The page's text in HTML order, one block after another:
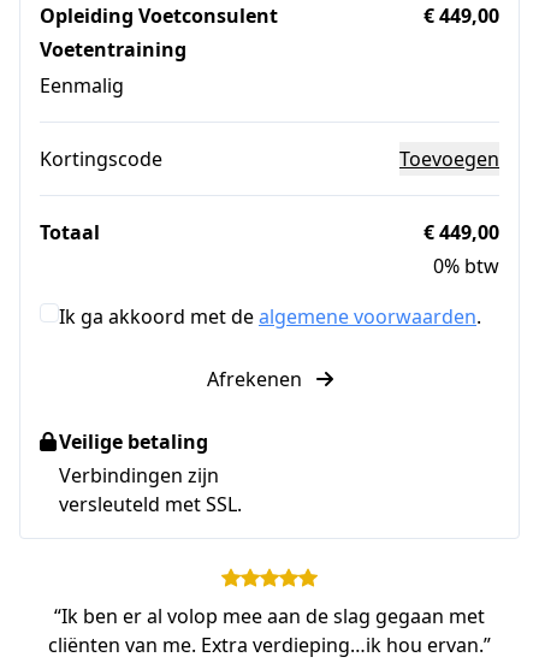
Opleiding Voetconsulent
Voetentraining
Eenmalig
€ 449,00
Kortingscode Toevoegen
Totaal
€ 449,00
0% btw
Ik ga akkoord met dealgemene voorwaarden.
Afrekenen
Veilige betaling
Verbindingen zijn
versleuteld met SSL.
“Ik ben er al volop mee aan de slag gegaan met
cliënten van me. Extra verdieping…ik hou ervan.”